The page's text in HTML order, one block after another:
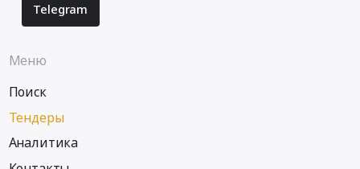
Telegram
Меню
Поиск
Тендеры
Аналитика